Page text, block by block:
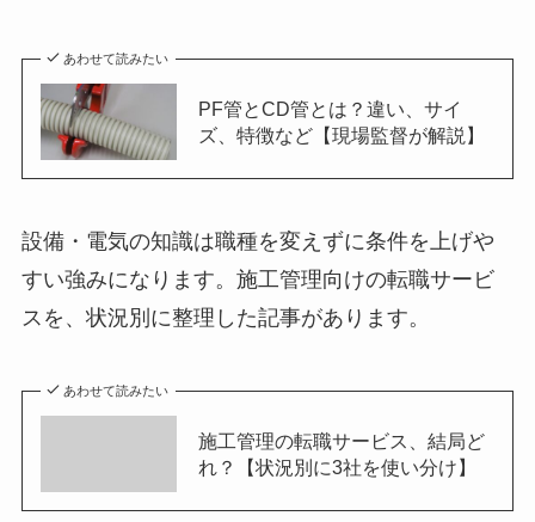
あわせて読みたい
PF管とCD管とは？違い、サイ
ズ、特徴など【現場監督が解説】
設備・電気の知識は職種を変えずに条件を上げや
すい強みになります。施工管理向けの転職サービ
スを、状況別に整理した記事があります。
あわせて読みたい
施工管理の転職サービス、結局ど
れ？【状況別に3社を使い分け】